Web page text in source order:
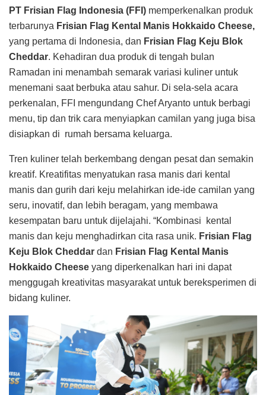
PT Frisian Flag Indonesia (FFI) memperkenalkan produk
terbarunya Frisian Flag Kental Manis Hokkaido Cheese,
yang pertama di Indonesia, dan Frisian Flag Keju Blok
Cheddar. Kehadiran dua produk di tengah bulan
Ramadan ini menambah semarak variasi kuliner untuk
menemani saat berbuka atau sahur. Di sela-sela acara
perkenalan, FFI mengundang Chef Aryanto untuk berbagi
menu, tip dan trik cara menyiapkan camilan yang juga bisa
disiapkan di rumah bersama keluarga.
Tren kuliner telah berkembang dengan pesat dan semakin
kreatif. Kreatifitas menyatukan rasa manis dari kental
manis dan gurih dari keju melahirkan ide-ide camilan yang
seru, inovatif, dan lebih beragam, yang membawa
kesempatan baru untuk dijelajahi. “Kombinasi kental
manis dan keju menghadirkan cita rasa unik. Frisian Flag
Keju Blok Cheddar dan Frisian Flag Kental Manis
Hokkaido Cheese yang diperkenalkan hari ini dapat
menggugah kreativitas masyarakat untuk bereksperimen di
bidang kuliner.